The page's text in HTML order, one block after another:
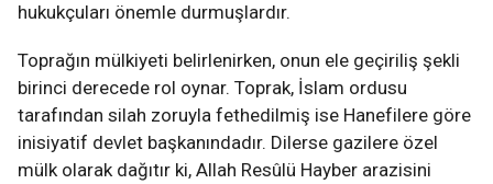
hukukçuları önemle durmuşlardır.
Toprağın mülkiyeti belirlenirken, onun ele geçiriliş şekli
birinci derecede rol oynar. Toprak, İslam ordusu
tarafından silah zoruyla fethedilmiş ise Hanefilere göre
inisiyatif devlet başkanındadır. Dilerse gazilere özel
mülk olarak dağıtır ki, Allah Resûlü Hayber arazisini